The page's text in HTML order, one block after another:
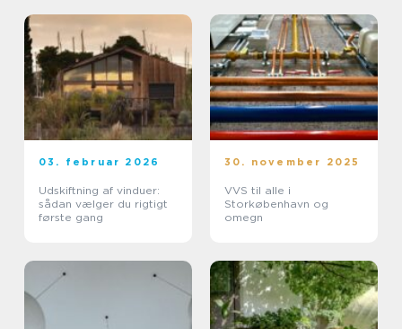
03. februar 2026
Udskiftning af vinduer:
sådan vælger du rigtigt
første gang
30. november 2025
VVS til alle i
Storkøbenhavn og
omegn